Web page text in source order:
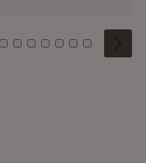
4 5 6
Kachel: 7
Zu Kachel: 8
Zu Kachel: 9
Zu Kachel: 10
Zu Kachel: 11
Zu Kachel: 12
Zu Kachel:
Zu